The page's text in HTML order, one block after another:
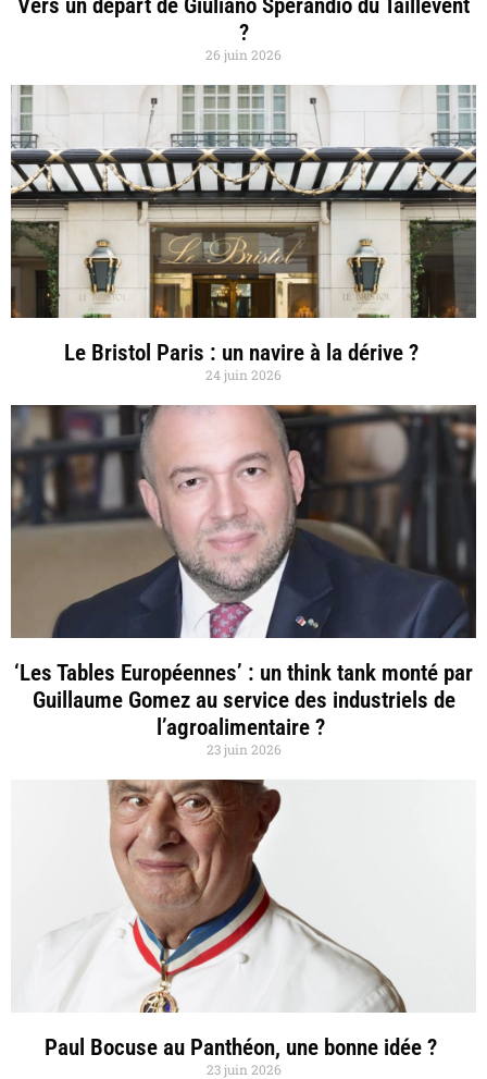
Vers un départ de Giuliano Sperandio du Taillevent
?
26 juin 2026
Le Bristol Paris : un navire à la dérive ?
24 juin 2026
‘Les Tables Européennes’ : un think tank monté par
Guillaume Gomez au service des industriels de
l’agroalimentaire ?
23 juin 2026
Paul Bocuse au Panthéon, une bonne idée ?
23 juin 2026